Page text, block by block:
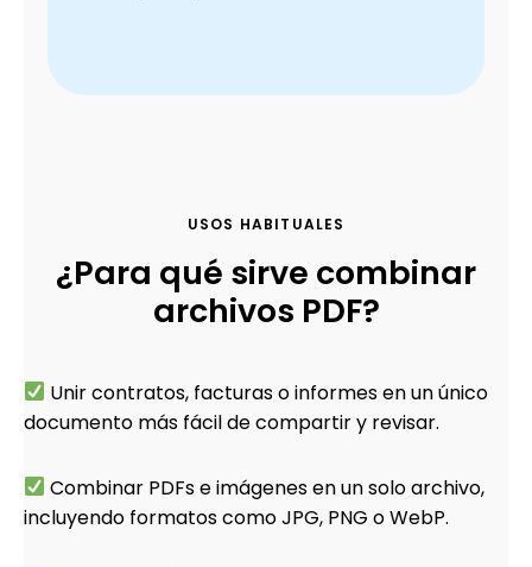
USOS HABITUALES
¿Para qué sirve combinar
archivos PDF?
Unir contratos, facturas o informes en un único
documento más fácil de compartir y revisar.
Combinar PDFs e imágenes en un solo archivo,
incluyendo formatos como JPG, PNG o WebP.